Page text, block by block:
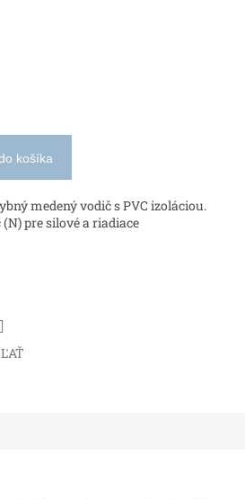
košíka
medený vodič s PVC izoláciou.
pre silové a riadiace